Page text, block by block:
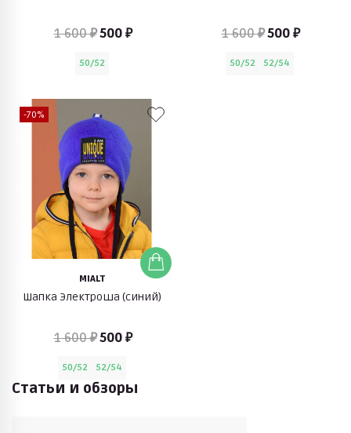
1 600 ₽500 ₽
50/52
1 600 ₽500 ₽
50/52 52/54
-70%
MIALT
Шапка Электроша (синий)
1 600 ₽500 ₽
50/52 52/54
Статьи и обзоры